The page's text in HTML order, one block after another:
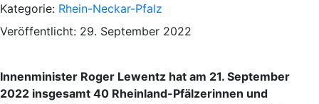
Kategorie: Rhein-Neckar-Pfalz
Veröffentlicht: 29. September 2022
Innenminister Roger Lewentz hat am 21. September
2022 insgesamt 40 Rheinland-Pfälzerinnen und